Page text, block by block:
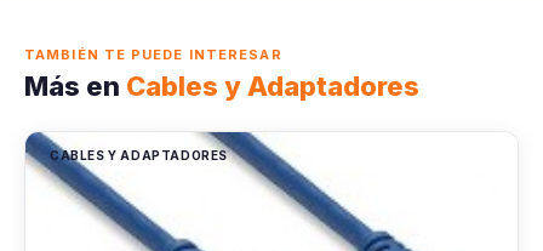
TAMBIÉN TE PUEDE INTERESAR
Más en Cables y Adaptadores
CABLES Y ADAPTADORES